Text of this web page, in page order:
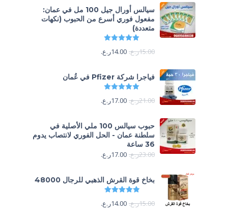
سيالس أورال جيل 100 مل في عمان:
مفعول فوري أسرع من الحبوب (نكهات
متعددة)
15.00ر.ع. 14.00ر.ع.
فياجرا شركة Pfizer في عُمان
21.00ر.ع. 17.00ر.ع.
حبوب سيالس 100 ملي الأصلية في
سلطنة عمان - الحل الفوري لانتصاب يدوم
36 ساعة
23.00ر.ع. 17.00ر.ع.
بخاخ قوة القرش الذهبي للرجال 48000
تم التقييم
15.00ر.ع. 14.00ر.ع.